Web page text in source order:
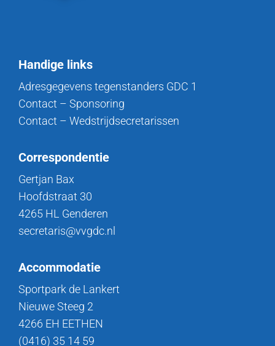
Handige links
Adresgegevens tegenstanders GDC 1
Contact – Sponsoring
Contact – Wedstrijdsecretarissen
Correspondentie
Gertjan Bax
Hoofdstraat 30
4265 HL Genderen
secretaris@vvgdc.nl
Accommodatie
Sportpark de Lankert
Nieuwe Steeg 2
4266 EH EETHEN
(0416) 35 14 59